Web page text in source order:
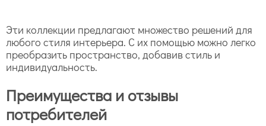
Эти коллекции предлагают множество решений для
любого стиля интерьера. С их помощью можно легко
преобразить пространство, добавив стиль и
индивидуальность.
Преимущества и отзывы
потребителей